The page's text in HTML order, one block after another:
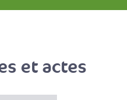
et actes